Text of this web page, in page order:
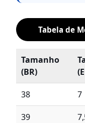
Tabela de
Tamanho
(BR)
38 7
39